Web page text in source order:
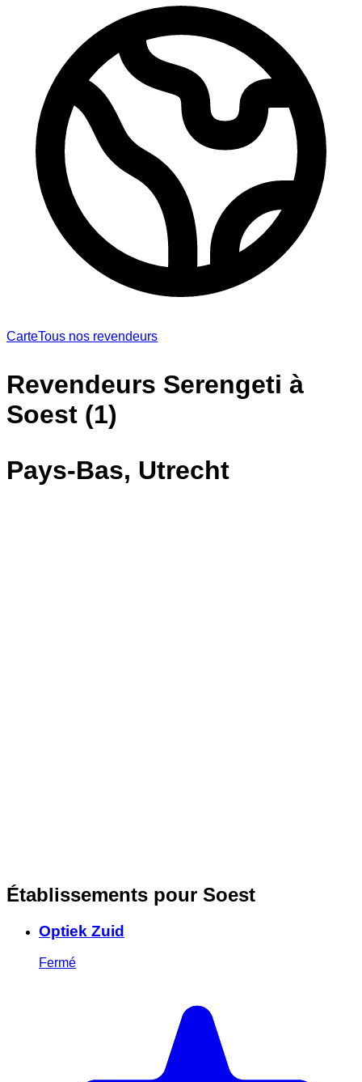
CarteTous nos revendeurs
Revendeurs Serengeti à
Soest (1)
Pays-Bas, Utrecht
Établissements pour Soest
Optiek Zuid
Fermé